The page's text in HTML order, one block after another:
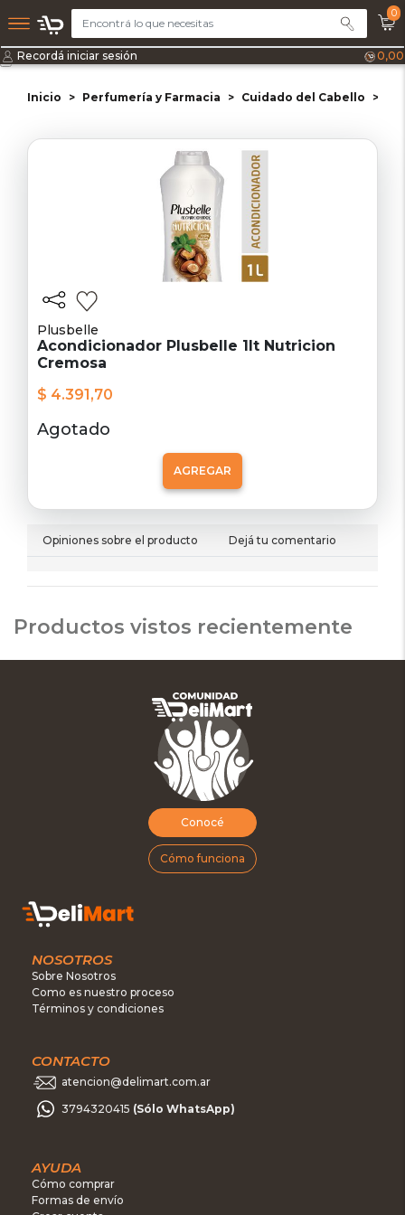
0
Recordá iniciar sesión 0,00
Inicio Perfumería y Farmacia Cuidado del Cabello
Plusbelle
Acondicionador Plusbelle 1lt Nutricion
Cremosa
$ 4.391,70
Agotado
AGREGAR
Opiniones sobre el producto Dejá tu comentario
Productos vistos recientemente
Conocé
Cómo funciona
NOSOTROS
Sobre Nosotros
Como es nuestro proceso
Términos y condiciones
CONTACTO
atencion@delimart.com.ar
3794320415 (Sólo WhatsApp)
AYUDA
Cómo comprar
Formas de envío